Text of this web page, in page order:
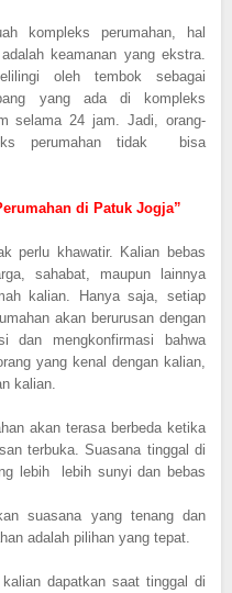
kompleks perumahan, hal
keamanan yang ekstra.
oleh tembok sebagai
yang ada di kompleks
selama 24 jam. Jadi, orang-
perumahan tidak bisa
di Patuk Jogja”
perlu khawatir. Kalian bebas
sahabat, maupun lainnya
kalian. Hanya saja, setiap
akan berurusan dengan
dan mengkonfirmasi bahwa
yang kenal dengan kalian,
kalian.
akan terasa berbeda ketika
terbuka. Suasana tinggal di
lebih lebih sunyi dan bebas
suasana yang tenang dan
adalah pilihan yang tepat.
dapatkan saat tinggal di